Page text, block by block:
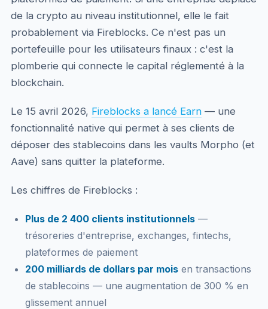
de la crypto au niveau institutionnel, elle le fait
probablement via Fireblocks. Ce n'est pas un
portefeuille pour les utilisateurs finaux : c'est la
plomberie qui connecte le capital réglementé à la
blockchain.
Le 15 avril 2026, Fireblocks a lancé Earn— une
fonctionnalité native qui permet à ses clients de
déposer des stablecoins dans les vaults Morpho (et
Aave) sans quitter la plateforme.
Les chiffres de Fireblocks :
Plus de 2 400 clients institutionnels—
trésoreries d'entreprise, exchanges, fintechs,
plateformes de paiement
200 milliards de dollars par moisen transactions
de stablecoins — une augmentation de 300 % en
glissement annuel